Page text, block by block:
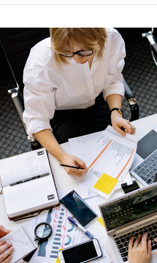
Hit enter to search or ESC to close